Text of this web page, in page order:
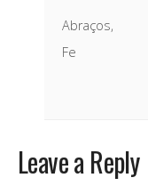
Abraços,
Fe
Leave a Reply